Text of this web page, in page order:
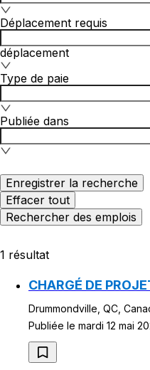
Déplacement requis
déplacement
Type de paie
Publiée dans
Enregistrer la recherche
Effacer tout
Rechercher des emplois
1 résultat
CHARGÉ DE
Drummondville, QC,
Publiée le mardi 12 mai